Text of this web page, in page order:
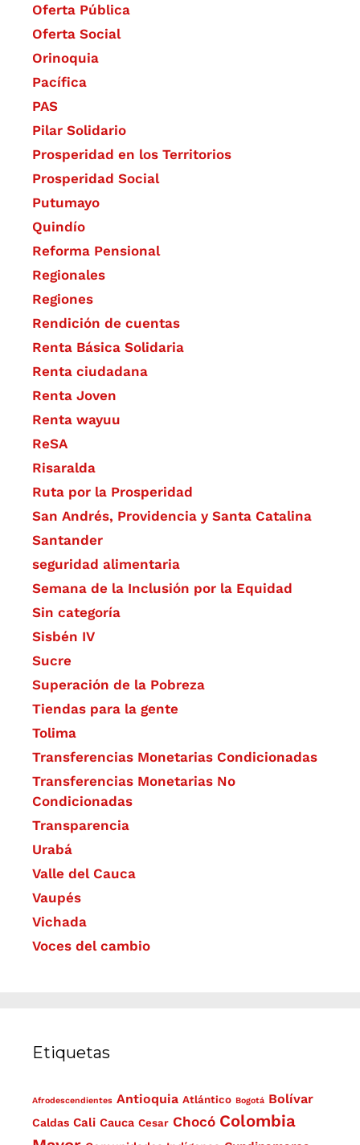
Oferta Pública
Oferta Social​​
Orinoquia
Pacífica
PAS
Pilar Solidario
Prosperidad en los Territorios
Prosperidad Social
Putumayo
Quindío
Reforma Pensional
Regionales
Regiones
Rendición de cuentas
Renta Básica Solidaria
Renta ciudadana
Renta Joven
Renta wayuu
ReSA
Risaralda
Ruta por la Prosperidad
San Andrés, Providencia y Santa Catalina
Santander
seguridad alimentaria
Semana de la Inclusión por la Equidad
Sin categoría
Sisbén IV
Sucre
Superación de la Pobreza
Tiendas para la gente
Tolima
Transferencias Monetarias Condicionadas
Transferencias Monetarias No
Condicionadas
Transparencia
Urabá
Valle del Cauca
Vaupés
Vichada
Voces del cambio
Etiquetas
Afrodescendientes Antioquia Atlántico Bogotá Bolívar
Caldas Cali Cauca Cesar Chocó Colombia